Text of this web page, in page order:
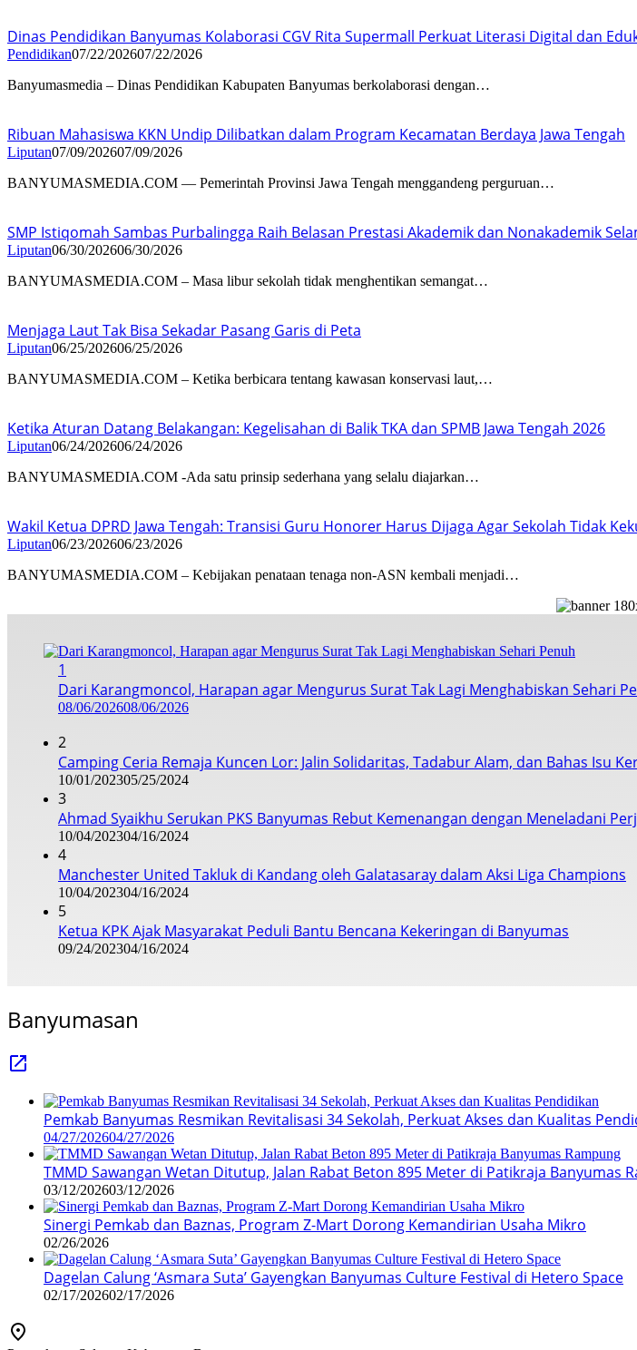
Dinas Pendidikan Banyumas Kolaborasi CGV Rita Supermall Perkuat Literasi Digital dan
Pendidikan07/22/202607/22/2026
Banyumasmedia – Dinas Pendidikan Kabupaten Banyumas berkolaborasi dengan…
Ribuan Mahasiswa KKN Undip Dilibatkan dalam Program Kecamatan Berdaya Jawa Tengah
Liputan07/09/202607/09/2026
BANYUMASMEDIA.COM — Pemerintah Provinsi Jawa Tengah menggandeng perguruan…
SMP Istiqomah Sambas Purbalingga Raih Belasan Prestasi Akademik dan Nonakademik
Liputan06/30/202606/30/2026
BANYUMASMEDIA.COM – Masa libur sekolah tidak menghentikan semangat…
Menjaga Laut Tak Bisa Sekadar Pasang Garis di Peta
Liputan06/25/202606/25/2026
BANYUMASMEDIA.COM – Ketika berbicara tentang kawasan konservasi laut,…
Ketika Aturan Datang Belakangan: Kegelisahan di Balik TKA dan SPMB Jawa Tengah 2026
Liputan06/24/202606/24/2026
BANYUMASMEDIA.COM -Ada satu prinsip sederhana yang selalu diajarkan…
Wakil Ketua DPRD Jawa Tengah: Transisi Guru Honorer Harus Dijaga Agar Sekolah Tidak
Liputan06/23/202606/23/2026
BANYUMASMEDIA.COM – Kebijakan penataan tenaga non-ASN kembali menjadi…
1
Dari Karangmoncol, Harapan agar Mengurus Surat Tak Lagi Menghabiskan Sehari
08/06/202608/06/2026
2
Camping Ceria Remaja Kuncen Lor: Jalin Solidaritas, Tadabur Alam, dan Bahas Isu
10/01/202305/25/2024
3
Ahmad Syaikhu Serukan PKS Banyumas Rebut Kemenangan dengan Meneladani
10/04/202304/16/2024
4
Manchester United Takluk di Kandang oleh Galatasaray dalam Aksi Liga Champions
10/04/202304/16/2024
5
Ketua KPK Ajak Masyarakat Peduli Bantu Bencana Kekeringan di Banyumas
09/24/202304/16/2024
Banyumasan
Pemkab Banyumas Resmikan Revitalisasi 34 Sekolah, Perkuat Akses dan Kualitas
04/27/202604/27/2026
TMMD Sawangan Wetan Ditutup, Jalan Rabat Beton 895 Meter di Patikraja Banyumas
03/12/202603/12/2026
Sinergi Pemkab dan Baznas, Program Z-Mart Dorong Kemandirian Usaha Mikro
02/26/2026
Dagelan Calung ‘Asmara Suta’ Gayengkan Banyumas Culture Festival di Hetero Space
02/17/202602/17/2026